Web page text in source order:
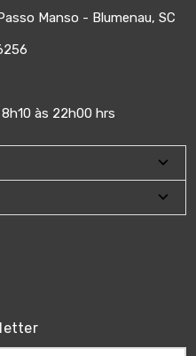
Manso - Blumenau, SC
às 22h00 hrs